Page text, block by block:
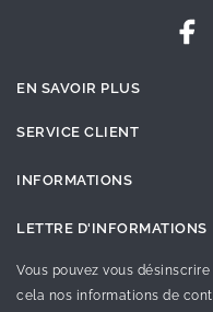
EN SAVOIR PLUS
SERVICE CLIENT
INFORMATIONS
LETTRE D'INFORMATIONS
Vous pouvez vous
cela nos informations de